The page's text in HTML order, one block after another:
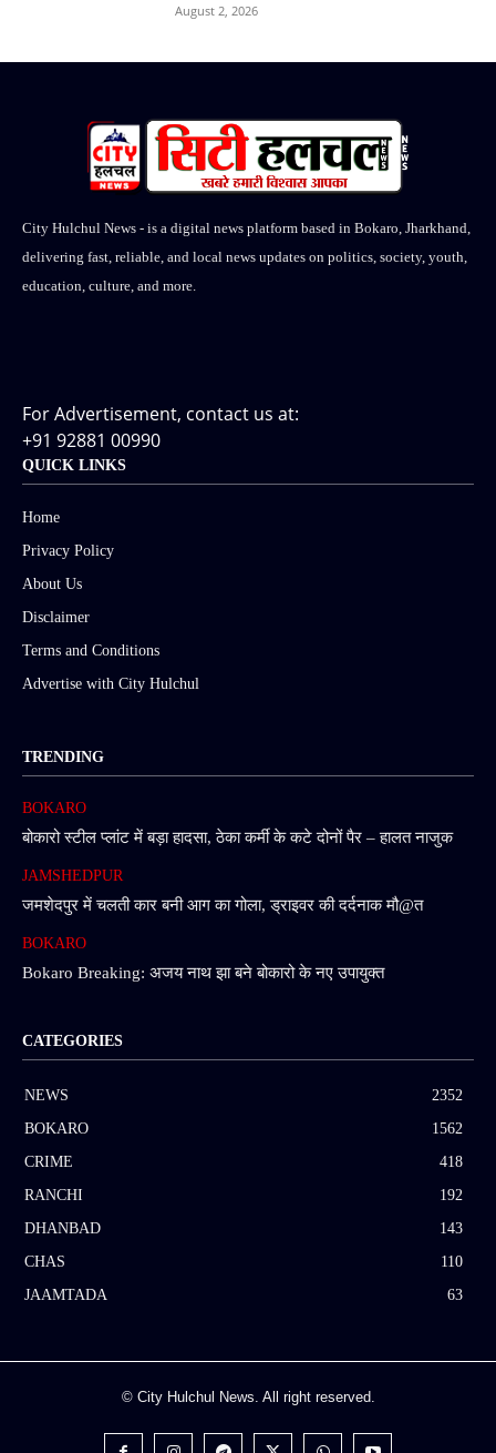
August 2, 2026
City Hulchul News - is a digital news platform based in Bokaro, Jharkhand,
delivering fast, reliable, and local news updates on politics, society, youth,
education, culture, and more.
For Advertisement, contact us at:
+91 92881 00990
QUICK LINKS
Home
Privacy Policy
About Us
Disclaimer
Terms and Conditions
Advertise with City Hulchul
TRENDING
BOKARO
बोकारो स्टील प्लांट में बड़ा हादसा, ठेका कर्मी के कटे दोनों पैर – हालत नाजुक
JAMSHEDPUR
जमशेदपुर में चलती कार बनी आग का गोला, ड्राइवर की दर्दनाक मौ@त
BOKARO
Bokaro Breaking: अजय नाथ झा बने बोकारो के नए उपायुक्त
CATEGORIES
NEWS
2352
BOKARO
1562
CRIME
418
RANCHI
192
DHANBAD
143
CHAS
110
JAAMTADA
63
© City Hulchul News. All right reserved.